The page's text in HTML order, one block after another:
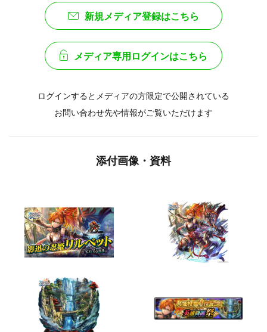
新規メディア登録はこちら
メディア専用ログインはこちら
ログインするとメディアの方限定で公開されている
お問い合わせ先や情報がご覧いただけます
添付画像・資料